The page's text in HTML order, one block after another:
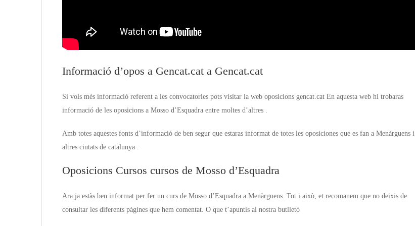
Informació d’opos a Gencat.cat a Gencat.cat
Si vols més informació referent a les convocatories pots visitar la web oposicions gencat.cat En aquesta web hi trobaras
informació de les oposicions a Mosso d’Esquadra entre moltes d’altres .
Amb totes aquestes fonts d’informació de ben segur que estaras informat de totes les oposiciones que es fan a Menàrguens i
altres ciutats de catalunya .
Oposicions Cursos cursos de Mosso d’Esquadra
Ara ja estàs ben informat per fer un curs de Mosso d’Esquadra a Menàrguens. Tot i això, et recomanem que no deixis de
consultar les diferents pàgines que hem comentat. O que t’apuntis al nostra butlletó